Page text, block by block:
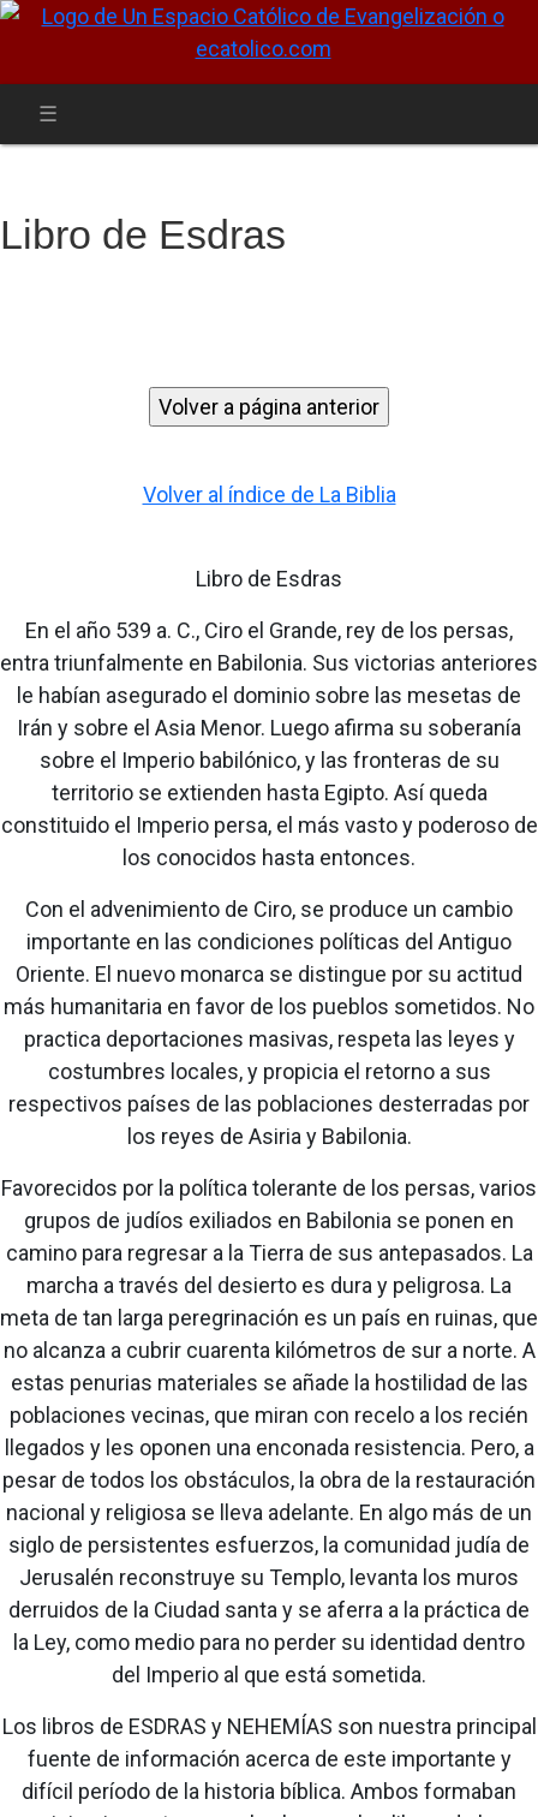
Libro de Esdras
Volver al índice de La Biblia
Libro de Esdras
En el año 539 a. C., Ciro el Grande, rey de los persas,
entra triunfalmente en Babilonia. Sus victorias anteriores
le habían asegurado el dominio sobre las mesetas de
Irán y sobre el Asia Menor. Luego afirma su soberanía
sobre el Imperio babilónico, y las fronteras de su
territorio se extienden hasta Egipto. Así queda
constituido el Imperio persa, el más vasto y poderoso de
los conocidos hasta entonces.
Con el advenimiento de Ciro, se produce un cambio
importante en las condiciones políticas del Antiguo
Oriente. El nuevo monarca se distingue por su actitud
más humanitaria en favor de los pueblos sometidos. No
practica deportaciones masivas, respeta las leyes y
costumbres locales, y propicia el retorno a sus
respectivos países de las poblaciones desterradas por
los reyes de Asiria y Babilonia.
Favorecidos por la política tolerante de los persas, varios
grupos de judíos exiliados en Babilonia se ponen en
camino para regresar a la Tierra de sus antepasados. La
marcha a través del desierto es dura y peligrosa. La
meta de tan larga peregrinación es un país en ruinas, que
no alcanza a cubrir cuarenta kilómetros de sur a norte. A
estas penurias materiales se añade la hostilidad de las
poblaciones vecinas, que miran con recelo a los recién
llegados y les oponen una enconada resistencia. Pero, a
pesar de todos los obstáculos, la obra de la restauración
nacional y religiosa se lleva adelante. En algo más de un
siglo de persistentes esfuerzos, la comunidad judía de
Jerusalén reconstruye su Templo, levanta los muros
derruidos de la Ciudad santa y se aferra a la práctica de
la Ley, como medio para no perder su identidad dentro
del Imperio al que está sometida.
Los libros de ESDRAS y NEHEMÍAS son nuestra principal
fuente de información acerca de este importante y
difícil período de la historia bíblica. Ambos formaban